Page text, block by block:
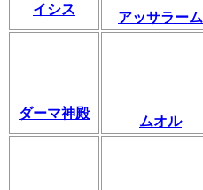
イシス
アッサラーム
ダーマ神殿
ムオル